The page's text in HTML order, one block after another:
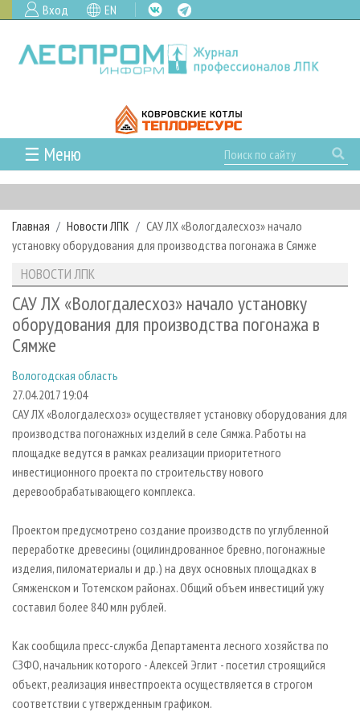
Вход EN
☰ Меню
ГЛАВНАЯ
РУБРИКИ И ТЕМЫ
РУБРИКИ ЖУРНАЛА
ЛЕСОЗАГОТОВКА
ЛЕСОПИЛЕНИЕ
ДЕРЕВООБРАБОТКА
СУШКА ДРЕВЕСИНЫ
ПРОИЗВОДСТВО ДРЕВЕСНЫХ ПЛИТ
ДЕРЕВЯННОЕ ДОМОСТРОЕНИЕ
ПРОИЗВОДСТВО МЕБЕЛИ
БИОЭНЕРГЕТИКА
ИНСТРУМЕНТ И МАТЕРИАЛЫ
НОВОСТИ
НОВОСТИ ЛПК
НОВОСТИ ЖУРНАЛА
НОВОСТИ КОМПАНИЙ
ПРОЕКТЫ ЛПИ
АНАЛИТИКА
ПРЕДПРИЯТИЯ ЛПК
ЛЕСНЫЕ РЕГИОНЫ РОССИИ
ПЕРСОНЫ
МОБИЛЬНЫЕ ВЫСТАВКИ
ОФИЦИАЛЬНЫЕ ДЕЛЕГАЦИИ
ПРИОРИТЕТНЫЕ ИНВЕСТПРОЕКТЫ
RUSSIAN FORESTRY REVIEW
БИБЛИОТЕКА СПЕЦИАЛИСТА
АРХИВ
АРХИВ ЖУРНАЛОВ
СТАТЬИ
О ЖУРНАЛЕ
ПОДПИСКА
КОНТАКТЫ
РЕКЛАМОДАТЕЛЯМ
РЕКЛАМА
РЕКЛАМА НА САЙТЕ
Главная Новости ЛПК
САУ ЛХ «Вологдалесхоз» начало
установку оборудования для производства погонажа в Сямже
НОВОСТИ ЛПК
САУ ЛХ «Вологдалесхоз» начало установку
оборудования для производства погонажа в
Сямже
Вологодская область
27.04.2017 19:04
САУ ЛХ «Вологдалесхоз» осуществляет установку оборудования для
производства погонажных изделий в селе Сямжа. Работы на
площадке ведутся в рамках реализации приоритетного
инвестиционного проекта по строительству нового
деревообрабатывающего комплекса.
Проектом предусмотрено создание производств по углубленной
переработке древесины (оцилиндрованное бревно, погонажные
изделия, пиломатериалы и др.) на двух основных площадках в
Сямженском и Тотемском районах. Общий объем инвестиций ужу
составил более 840 млн рублей.
Как сообщила пресс-служба Департамента лесного хозяйства по
СЗФО, начальник которого - Алексей Эглит - посетил строящийся
объект, реализация инвестпроекта осуществляется в строгом
соответствии с утвержденным графиком.